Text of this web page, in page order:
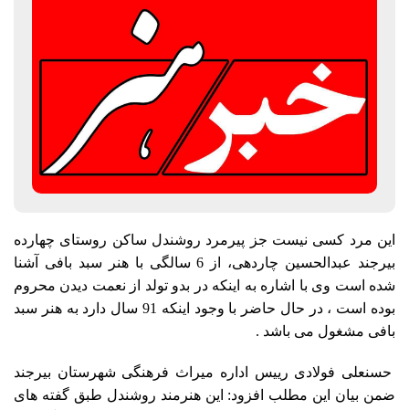
این مرد کسی نیست جز پیرمرد روشندل ساکن روستای چهارده
بیرجند عبدالحسین چاردهی، از 6 سالگی با هنر سبد بافی آشنا
شده است وی با اشاره به اینکه در بدو تولد از نعمت دیدن محروم
بوده است ، در حال حاضر با وجود اینکه 91 سال دارد به هنر سبد
بافی مشغول می باشد .
حسنعلی فولادی رییس اداره میراث فرهنگی شهرستان بیرجند
ضمن بیان این مطلب افزود: این هنرمند روشندل طبق گفته های